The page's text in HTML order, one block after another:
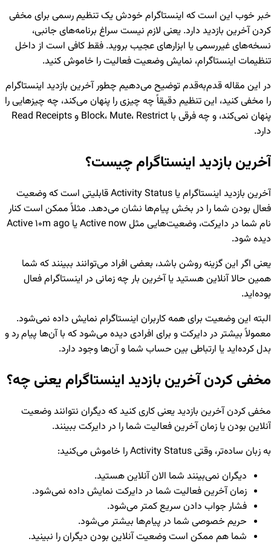
خبر خوب این است که اینستاگرام خودش یک تنظیم رسمی برای مخفی
کردن آخرین بازدید دارد. یعنی لازم نیست سراغ برنامه‌های جانبی،
نسخه‌های غیررسمی یا ابزارهای عجیب بروید. فقط کافی است از داخل
تنظیمات اینستاگرام، نمایش وضعیت فعالیت را خاموش کنید.
در این مقاله قدم‌به‌قدم توضیح می‌دهیم چطور آخرین بازدید اینستاگرام
را مخفی کنید، این تنظیم دقیقاً چه چیزی را پنهان می‌کند، چه چیزهایی را
پنهان نمی‌کند، و چه فرقی با Block، Mute، Restrict و Read Receipts
دارد.
آخرین بازدید اینستاگرام چیست؟
آخرین بازدید اینستاگرام یا Activity Status قابلیتی است که وضعیت
فعال بودن شما را در بخش پیام‌ها نشان می‌دهد. مثلاً ممکن است کنار
نام شما در دایرکت، وضعیت‌هایی مثل Active now یا Active 10m ago
دیده شود.
یعنی اگر این گزینه روشن باشد، بعضی افراد می‌توانند ببینند که شما
همین حالا آنلاین هستید یا آخرین بار چه زمانی در اینستاگرام فعال
بوده‌اید.
البته این وضعیت برای همه کاربران اینستاگرام نمایش داده نمی‌شود.
معمولاً بیشتر در دایرکت و برای افرادی دیده می‌شود که با آن‌ها پیام رد و
بدل کرده‌اید یا ارتباطی بین حساب شما و آن‌ها وجود دارد.
مخفی کردن آخرین بازدید اینستاگرام یعنی چه؟
مخفی کردن آخرین بازدید یعنی کاری کنید که دیگران نتوانند وضعیت
آنلاین بودن یا زمان آخرین فعالیت شما را در دایرکت ببینند.
به زبان ساده‌تر، وقتی Activity Status را خاموش می‌کنید:
دیگران نمی‌بینند شما الان آنلاین هستید.
زمان آخرین فعالیت شما در دایرکت نمایش داده نمی‌شود.
فشار جواب دادن سریع کمتر می‌شود.
حریم خصوصی شما در پیام‌ها بیشتر می‌شود.
شما هم ممکن است وضعیت آنلاین بودن دیگران را نبینید.